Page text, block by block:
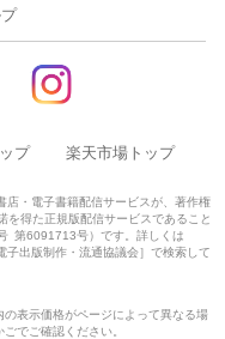
プ 楽天市場トップ
店・電子書籍配信サービスが、著作権
を得た正規版配信サービスであること
第6091713号）です。詳しくは
子出版制作・流通協議会］で検索して
表示価格がページによって異なる場
でご確認ください。